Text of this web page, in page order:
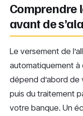
Comprendre
avant de
Le versement de
automatiquement à
dépend d’abord de
puis du traitement
votre banque. Un